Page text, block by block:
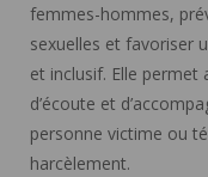
femmes-hommes,
sexuelles et favoriser
et inclusif. Elle permet
d’écoute et
personne victime ou
harcèlement.